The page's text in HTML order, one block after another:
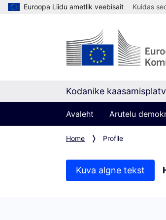
Euroopa Liidu ametlik veebisait Kuidas
Kodanike
Avaleht Arutelu
Home Profile
Kuva algne tekst